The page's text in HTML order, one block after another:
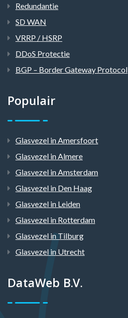
Redundantie
SD WAN
VRRP / HSRP
DDoS Protectie
BGP – Border Gateway Protocol
Populair
Glasvezel in Amersfoort
Glasvezel in Almere
Glasvezel in Amsterdam
Glasvezel in Den Haag
Glasvezel in Leiden
Glasvezel in Rotterdam
Glasvezel in Tilburg
Glasvezel in Utrecht
DataWeb B.V.